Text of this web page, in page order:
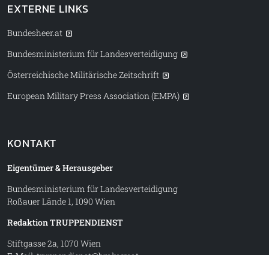
EXTERNE LINKS
Bundesheer.at
Bundesministerium für Landesverteidigung
Österreichische Militärische Zeitschrift
European Military Press Association (EMPA)
KONTAKT
Eigentümer & Herausgeber
Bundesministerium für Landesverteidigung
Roßauer Lände 1, 1090 Wien
Redaktion TRUPPENDIENST
Stiftgasse 2a, 1070 Wien